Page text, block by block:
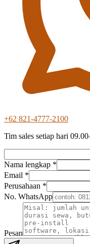
+62 821-4777-2100
Tim sales setiap hari
Nama lengkap *
Email *
Perusahaan *
No. WhatsApp
Pesan